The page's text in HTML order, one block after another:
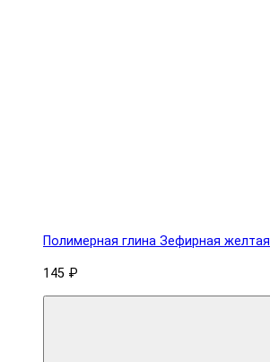
Полимерная глина Зефирная желтая
145 ₽